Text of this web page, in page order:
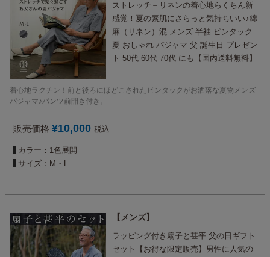
ストレッチ＋リネンの着心地らくちん新
感覚！夏の素肌にさらっと気持ちいい♪綿
麻（リネン）混 メンズ 半袖 ピンタック
夏 おしゃれ パジャマ 父 誕生日 プレゼン
ト 50代 60代 70代 にも【国内送料無料】
着心地ラクチン！前と後ろにほどこされたピンタックがお洒落な夏物メンズ
パジャマ♪パンツ前開き付き。
販売価格 ¥10,000 税込
カラー：1色展開
サイズ：M・L
メンズ
ラッピング付き扇子と甚平 父の日ギフト
セット【お得な限定販売】男性に人気の